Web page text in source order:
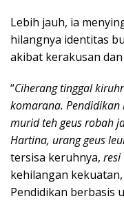
Lebih jauh, ia
hilangnya identitas
akibat kerakusan
“Ciherang tinggal
komarana. Pendidikan
murid teh geus robah
Hartina, urang geus
tersisa keruhnya, resi
kehilangan
Pendidikan berbasis